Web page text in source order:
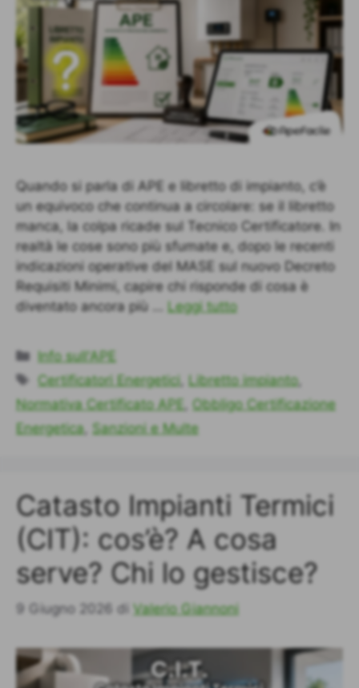
Quando si parla di APE e libretto di impianto, c’è
un equivoco che continua a circolare: se il libretto
manca, la colpa ricade sul Tecnico Certificatore. In
realtà le cose sono più sfumate e, dopo le recenti
indicazioni operative del MASE sul nuovo Decreto
Requisiti Minimi, capire chi risponde di cosa è
diventato ancora più … Leggi tutto
Categorie
Info sull'APE
Tag
Certificatori Energetici, Libretto impianto,
Normativa Certificato APE
Obbligo Certificazione
Energetica, Sanzioni e Multe
Catasto Impianti Termici
(CIT): cos’è? A cosa
serve? Chi lo gestisce?
9 Giugno 2026 di Valerio Giannoni